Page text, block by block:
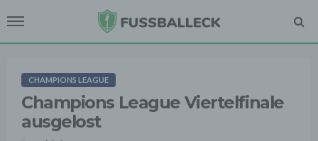
CHAMPIONS LEAGUE
Champions League Viertelfinale
ausgelost